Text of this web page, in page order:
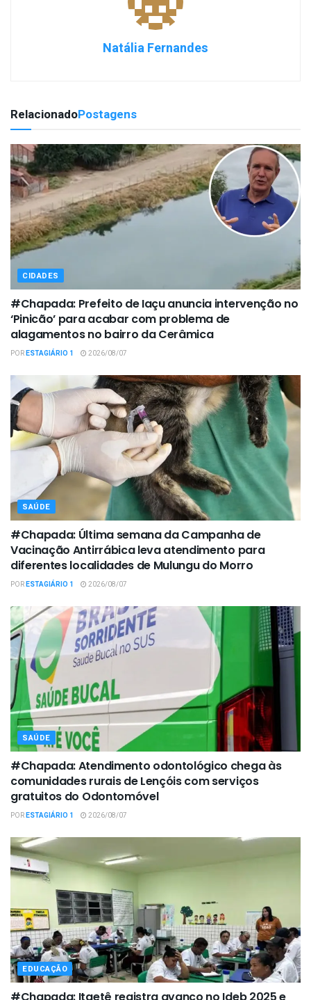
Natália Fernandes
RelacionadoPostagens
CIDADES
#Chapada: Prefeito de Iaçu anuncia intervenção no
‘Pinicão’ para acabar com problema de
alagamentos no bairro da Cerâmica
PORESTAGIÁRIO 1 2026/08/07
SAÚDE
#Chapada: Última semana da Campanha de
Vacinação Antirrábica leva atendimento para
diferentes localidades de Mulungu do Morro
PORESTAGIÁRIO 1 2026/08/07
SAÚDE
#Chapada: Atendimento odontológico chega às
comunidades rurais de Lençóis com serviços
gratuitos do Odontomóvel
PORESTAGIÁRIO 1 2026/08/07
EDUCAÇÃO